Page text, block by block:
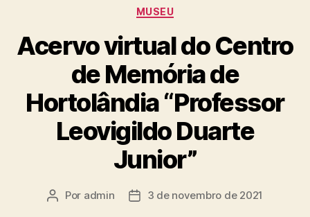
Professor
Duarte
Junior
Categorias
MUSEU
Acervo virtual do Centro
de Memória de
Hortolândia “Professor
Leovigildo Duarte
Junior”
Autor
Por admin
Data3 de novembro de 2021